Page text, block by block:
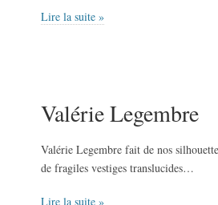
Lire la suite »
Valérie Legembre
Valérie Legembre fait de nos
de fragiles vestiges translucides…
Lire la suite »